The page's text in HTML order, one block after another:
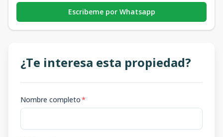
Escribeme por Whatsapp
¿Te interesa esta propiedad?
Nombre completo*